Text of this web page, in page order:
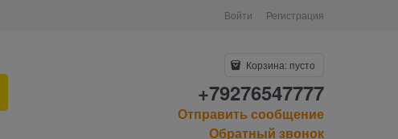
Войти Регистрация
Корзина: пусто
+79276547777
Отправить сообщение
Обратный звонок